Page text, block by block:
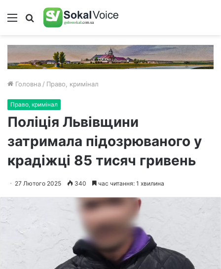
Меню Пошук
Головна / Право, кримінал
Право, кримінал
Поліція Львівщини
затримала підозрюваного у
крадіжці 85 тисяч гривень
27 Лютого 2025 340 час читання: 1 хвилина